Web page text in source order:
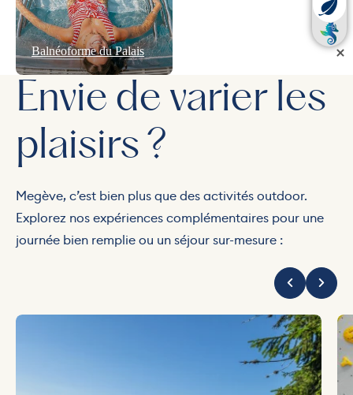
Balnéoforme du Palais
Envie de varier les
plaisirs ?
Megève, c’est bien plus que des activités outdoor.
Explorez nos expériences complémentaires pour une
journée bien remplie ou un séjour sur-mesure :